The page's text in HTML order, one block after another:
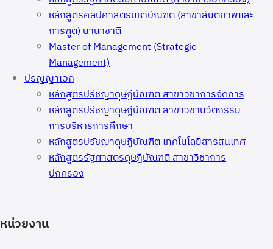
หลักสูตรศิลปศาสตรมหาบัณฑิต (สาขาสันติภาพและ
การฑูต) นานาชาติ
Master of Management (Strategic
Management)
ปริญญาเอก
หลักสูตรปรัชญาดุษฎีบัณฑิต สาขาวิชาการจัดการ
หลักสูตรปรัชญาดุษฎีบัณฑิต สาขาวิชานวัตกรรม
การบริหารการศึกษา
หลักสูตรปรัชญาดุษฎีบัณฑิต เทคโนโลยีสารสนเทศ
หลักสูตรรัฐศาสตรดุษฎีบัณฑติ สาขาวิชาการ
ปกครอง
หน่วยงาน